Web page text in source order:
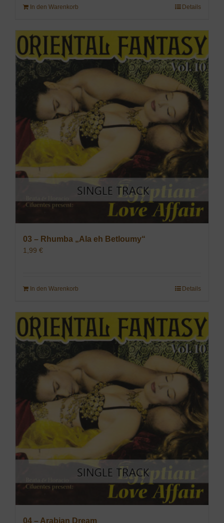
In den Warenkorb Details
03 – Rhumba „Ala eh Betloumy“
1,99 €
In den Warenkorb Details
04 – Arabian Dream